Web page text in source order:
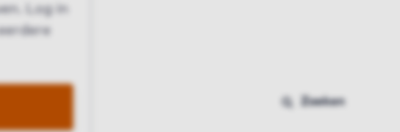
Log in
Zoeken